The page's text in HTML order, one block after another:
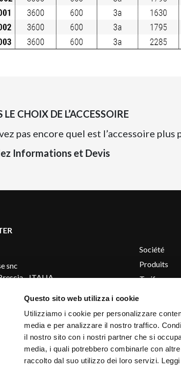
Questo sito web utilizza i cookie
Utilizziamo i cookie per personalizzare
media e per analizzare il nostro traffico.
il nostro sito con i nostri partner che si
media, i quali potrebbero combinarle con
raccolto dal suo utilizzo dei loro servizi.
CHOIX DE L’ACCESSOIRE
pas encore quel est l’accessoire plus
Informations et Devis
snc
- ITALIA
S.A.R.L.
de la Cray 15,
- FRANCE
SP z.o.o.
Société
Produits
Tarif
Privacy
Cookie